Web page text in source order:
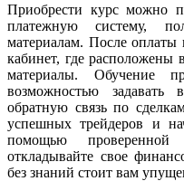
Приобрести курс можно
платежную систему,
материалам. После
кабинет, где расположены
материалы. Обучение
возможностью задавать
обратную связь по
успешных трейдеров и
помощью
откладывайте свое
без знаний стоит вам